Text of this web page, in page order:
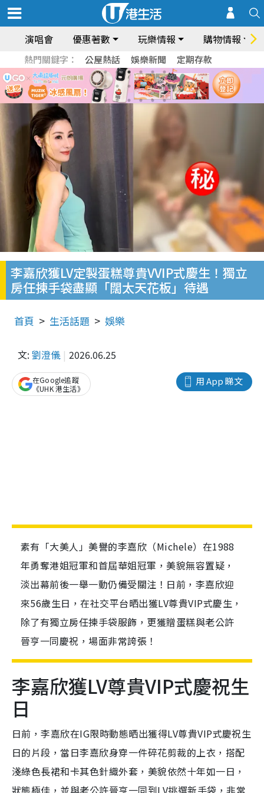
演唱會 優惠著數 玩樂情報 購物情報
熱門關鍵字： 公屋熱話 娛樂新聞 定期存款
李嘉欣獲LV定製蛋糕尊貴VVIP式慶生！獨立
房任揀手袋盡顯「闊太天花板」待遇
首頁 生活話題 娛樂
文: 劉澄儀 2026.06.25
用 App 睇文
在Google追蹤
《UHK 港生活》
素有「大美人」美譽的李嘉欣（Michele）在1988
年勇奪港姐冠軍和首屆華姐冠軍，美貌無容置疑，
淡出幕前後一舉一動仍備受關注！日前，李嘉欣迎
來56歲生日，在社交平台晒出獲LV尊貴VIP式慶生，
除了有獨立房任揀手袋服飾，更獲贈蛋糕與老公許
晉亨一同慶祝，場面非常誇張！
李嘉欣獲LV尊貴VIP式慶祝生
日
日前，李嘉欣在IG限時動態晒出獲得LV尊貴VIP式慶祝生
日的片段，當日李嘉欣身穿一件碎花剪裁的上衣，搭配
淺綠色長裙和卡其色針織外套，美貌依然十年如一日，